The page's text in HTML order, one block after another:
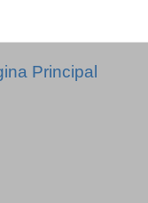
Principal